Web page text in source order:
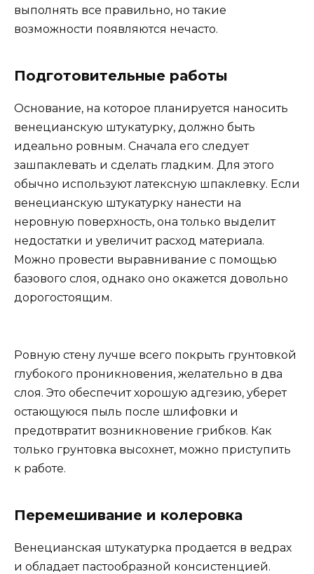
выполнять все правильно, но такие
возможности появляются нечасто.
Подготовительные работы
Основание, на которое планируется наносить
венецианскую штукатурку, должно быть
идеально ровным. Сначала его следует
зашпаклевать и сделать гладким. Для этого
обычно используют латексную шпаклевку. Если
венецианскую штукатурку нанести на
неровную поверхность, она только выделит
недостатки и увеличит расход материала.
Можно провести выравнивание с помощью
базового слоя, однако оно окажется довольно
дорогостоящим.
Ровную стену лучше всего покрыть грунтовкой
глубокого проникновения, желательно в два
слоя. Это обеспечит хорошую адгезию, уберет
остающуюся пыль после шлифовки и
предотвратит возникновение грибков. Как
только грунтовка высохнет, можно приступить
к работе.
Перемешивание и колеровка
Венецианская штукатурка продается в ведрах
и обладает пастообразной консистенцией.